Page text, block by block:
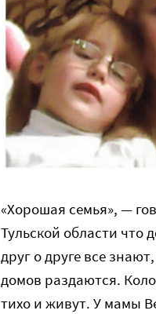
«Хорошая семья», —
Тульской области что
друг о друге все
домов раздаются.
тихо и живут. У мамы